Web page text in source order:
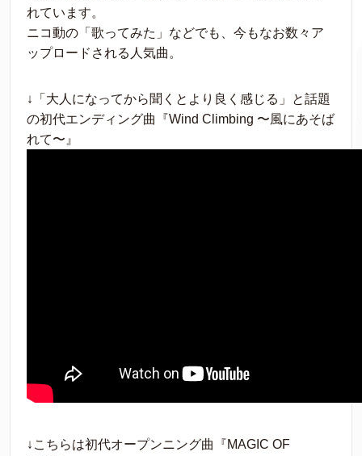
れています。
ニコ動の「歌ってみた」などでも、今もなお数々ア
ップロードされる人気曲。
↓「大人になってから聞くとより良く感じる」と話題
の初代エンディング曲『Wind Climbing 〜風にあそば
れて〜』
↓こちらは初代オープンニング曲『MAGIC OF